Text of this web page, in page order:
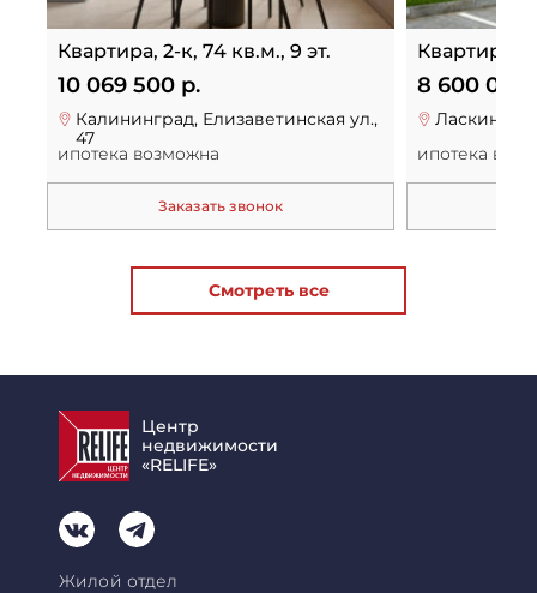
Квартира, 2-к, 74 кв.м., 9 эт.
10 069 500 р.
Калининград, Елизаветинская ул.,
47
ипотека возможна
Заказать звонок
Квартира,
8 600 000
Ласкино,
ипотека
Смотреть все
Центр
недвижимости
«RELIFE»
Жилой отдел